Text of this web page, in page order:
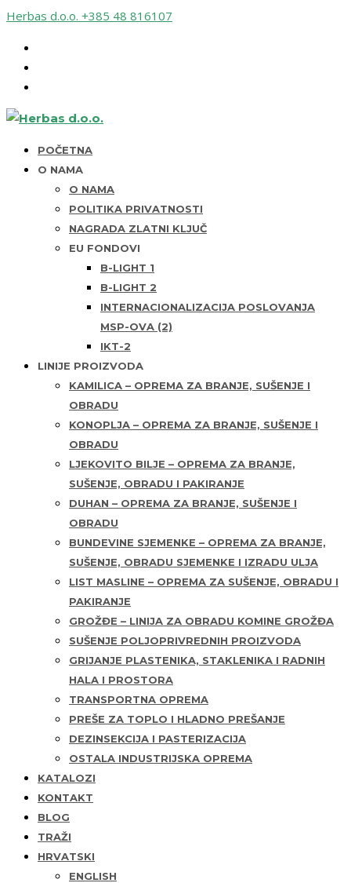
Herbas d.o.o. +385 48 816107
POČETNA
O NAMA
O NAMA
POLITIKA PRIVATNOSTI
NAGRADA ZLATNI KLJUČ
EU FONDOVI
B-LIGHT 1
B-LIGHT 2
INTERNACIONALIZACIJA POSLOVANJA
MSP-OVA (2)
IKT-2
LINIJE PROIZVODA
KAMILICA – OPREMA ZA BRANJE, SUŠENJE I
OBRADU
KONOPLJA – OPREMA ZA BRANJE, SUŠENJE I
OBRADU
LJEKOVITO BILJE – OPREMA ZA BRANJE,
SUŠENJE, OBRADU I PAKIRANJE
DUHAN – OPREMA ZA BRANJE, SUŠENJE I
OBRADU
BUNDEVINE SJEMENKE – OPREMA ZA BRANJE,
SUŠENJE, OBRADU SJEMENKE I IZRADU ULJA
LIST MASLINE – OPREMA ZA SUŠENJE, OBRADU I
PAKIRANJE
GROŽĐE – LINIJA ZA OBRADU KOMINE GROŽĐA
SUŠENJE POLJOPRIVREDNIH PROIZVODA
GRIJANJE PLASTENIKA, STAKLENIKA I RADNIH
HALA I PROSTORA
TRANSPORTNA OPREMA
PREŠE ZA TOPLO I HLADNO PREŠANJE
DEZINSEKCIJA I PASTERIZACIJA
OSTALA INDUSTRIJSKA OPREMA
KATALOZI
KONTAKT
BLOG
TRAŽI
HRVATSKI
ENGLISH